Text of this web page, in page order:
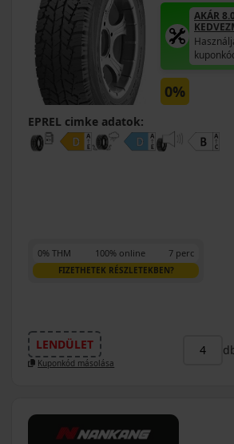
AKÁR
0%
EPREL cimke adatok:
0% THM 100% online 7 perc
FIZETHETEK RÉSZLETEKBEN?
LENDÜLET
Kuponkód másolása